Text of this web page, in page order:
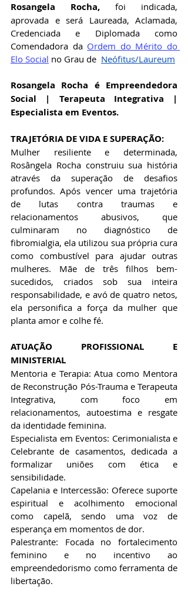
Rosangela Rocha, foi indicada,
aprovada e será Laureada, Aclamada,
Credenciada e Diplomada como
Comendadora da Ordem do Mérito do
Elo Social no Grau de Neófitus/Laureum
Rosangela Rocha é Empreendedora
Social | Terapeuta Integrativa |
Especialista em Eventos.
​TRAJETÓRIA DE VIDA E SUPERAÇÃO:
Mulher resiliente e determinada,
Rosângela Rocha construiu sua história
através da superação de desafios
profundos. Após vencer uma trajetória
de lutas contra traumas e
relacionamentos abusivos, que
culminaram no diagnóstico de
fibromialgia, ela utilizou sua própria cura
como combustível para ajudar outras
mulheres. Mãe de três filhos bem-
sucedidos, criados sob sua inteira
responsabilidade, e avó de quatro netos,
ela personifica a força da mulher que
planta amor e colhe fé.
​ATUAÇÃO PROFISSIONAL E
MINISTERIAL
​Mentoria e Terapia: Atua como Mentora
de Reconstrução Pós-Trauma e Terapeuta
Integrativa, com foco em
relacionamentos, autoestima e resgate
da identidade feminina.
​Especialista em Eventos: Cerimonialista e
Celebrante de casamentos, dedicada a
formalizar uniões com ética e
sensibilidade.
​Capelania e Intercessão: Oferece suporte
espiritual e acolhimento emocional
como capelã, sendo uma voz de
esperança em momentos de dor.
​Palestrante: Focada no fortalecimento
feminino e no incentivo ao
empreendedorismo como ferramenta de
libertação.